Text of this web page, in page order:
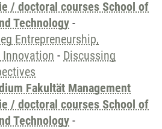
/ doctoral courses School of
Technology -
Entrepreneurship,
Innovation - Discussing
Fakultät Management
/ doctoral courses School of
Technology -